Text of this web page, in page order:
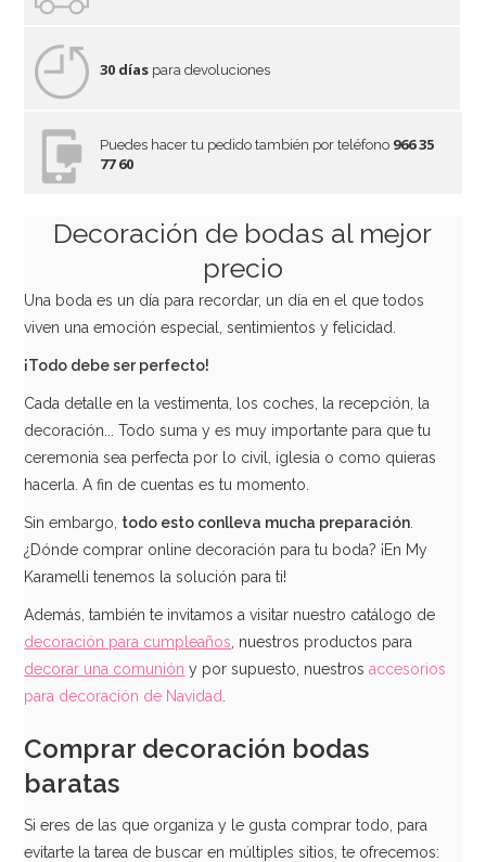
Set de 6 Globos Transparentes con Confeti Verde Lima
3,50€
AÑADIR
30 días para devoluciones
Puedes hacer tu pedido también por teléfono 966 35
77 60
Decoración de bodas al mejor
precio
Una boda es un día para recordar, un día en el que todos
viven una emoción especial, sentimientos y felicidad.
¡Todo debe ser perfecto!
Cada detalle en la vestimenta, los coches, la recepción, la
decoración... Todo suma y es muy importante para que tu
ceremonia sea perfecta por lo civil, iglesia o como quieras
hacerla. A fin de cuentas es tu momento.
Sin embargo, todo esto conlleva mucha preparación
¿Dónde comprar online decoración para tu boda? ¡En My
Karamelli tenemos la solución para ti!
Además, también te invitamos a visitar nuestro catálogo de
decoración para cumpleaños , nuestros productos para
decorar una comunión y por supuesto, nuestrosaccesorios
para decoración de Navidad
Comprar decoración bodas
baratas
Si eres de las que organiza y le gusta comprar todo, para
evitarte la tarea de buscar en múltiples sitios, te ofrecemos: